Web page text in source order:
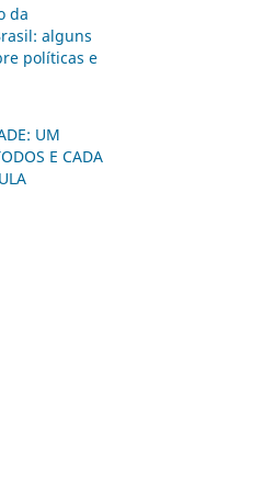
da
alguns
políticas e
UM
E CADA